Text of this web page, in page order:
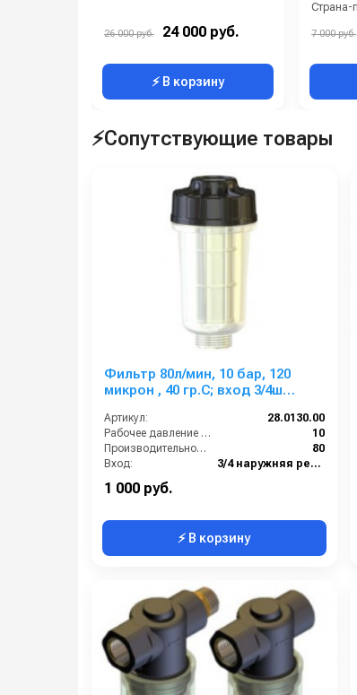
26 000 руб. 24 000 руб.
⚡ В корзину
7 000 руб.
⚡Сопутствующие товары
Фильтр 80л/мин, 10 бар, 120
микрон , 40 гр.С; вход 3/4ш
Артикул:
28.0130.00
Рабочее давление (бар):
10
Производительность (л/мин):
80
Вход:
3/4 наружняя резьба
1 000 руб.
⚡ В корзину